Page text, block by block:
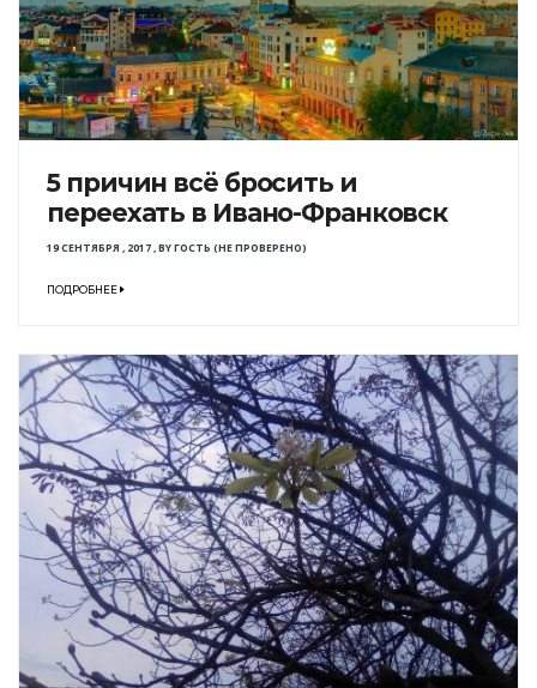
5 причин всё бросить и
переехать в Ивано-Франковск
19 СЕНТЯБРЯ , 2017,BYГОСТЬ (НЕ ПРОВЕРЕНО)
ПОДРОБНЕЕ